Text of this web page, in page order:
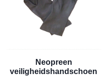
Neopreen
veiligheidshandschoen